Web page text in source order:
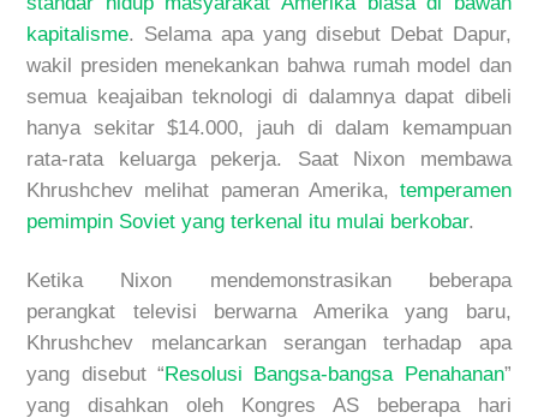
kapitalisme. Selama apa yang disebut Debat Dapur,
wakil presiden menekankan bahwa rumah model dan
semua keajaiban teknologi di dalamnya dapat dibeli
hanya sekitar $14.000, jauh di dalam kemampuan
rata-rata keluarga pekerja. Saat Nixon membawa
Khrushchev melihat pameran Amerika, temperamen
pemimpin Soviet yang terkenal itu mulai berkobar.
Ketika Nixon mendemonstrasikan beberapa
perangkat televisi berwarna Amerika yang baru,
Khrushchev melancarkan serangan terhadap apa
yang disebut “Resolusi Bangsa-bangsa Penahanan”
yang disahkan oleh Kongres AS beberapa hari